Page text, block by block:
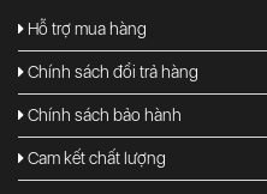
Hỗ trợ mua hàng
Chính sách đổi trả hàng
Chính sách bảo hành
Cam kết chất lượng